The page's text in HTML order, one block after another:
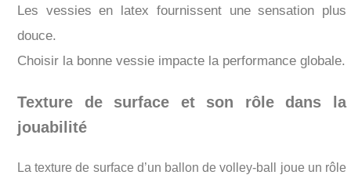
Les vessies en latex fournissent une sensation plus
douce.
Choisir la bonne vessie impacte la performance globale.
Texture de surface et son rôle dans la
jouabilité
La texture de surface d’un ballon de volley-ball joue un rôle